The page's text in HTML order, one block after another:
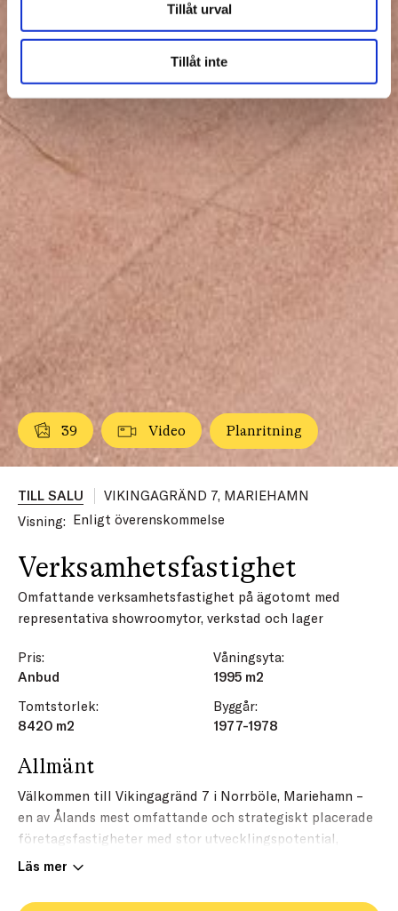
Tillåt urval
Tillåt inte
39 Video Planritning
TILL SALU
VIKINGAGRÄND 7, MARIEHAMN
Visning: Enligt överenskommelse
Verksamhetsfastighet
Omfattande verksamhetsfastighet på ägotomt med
representativa showroomytor, verkstad och lager
Pris:
Anbud
Våningsyta:
1995 m2
Tomtstorlek:
8420 m2
Byggår:
1977-1978
Allmänt
Välkommen till Vikingagränd 7 i Norrböle, Mariehamn –
en av Ålands mest omfattande och strategiskt placerade
företagsfastigheter med stor utvecklingspotential,
generösa ytor och ett etablerat affärsläge i direkt
Därtill finns det gott om parkeringsutrymmen kring
Läs mer